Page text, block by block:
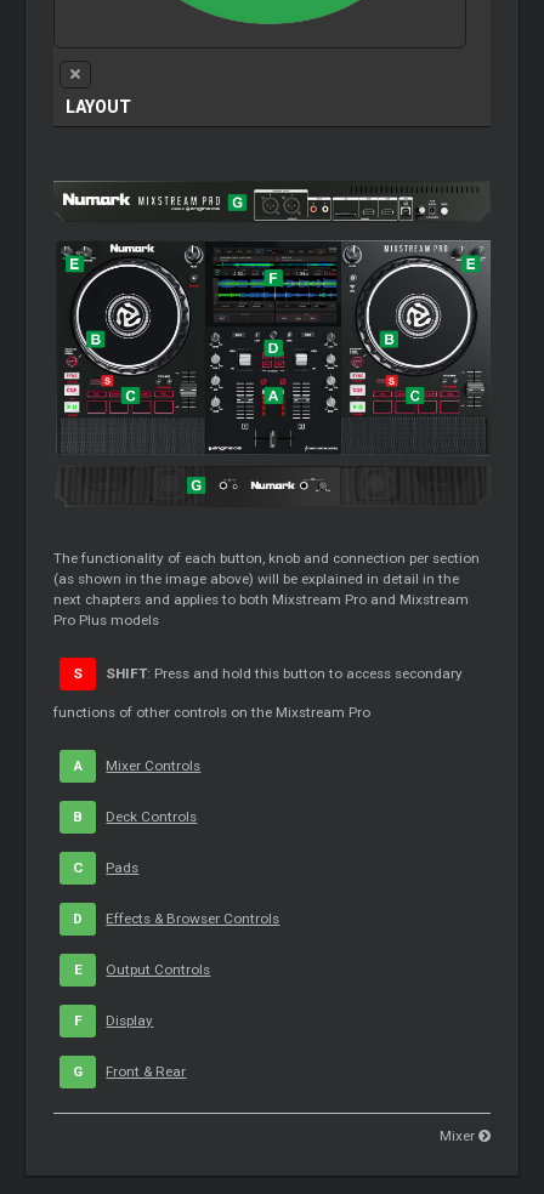
LAYOUT
The functionality of each button, knob and connection per section
(as shown in the image above) will be explained in detail in the
next chapters and applies to both Mixstream Pro and Mixstream
Pro Plus models
S SHIFT: Press and hold this button to access secondary
functions of other controls on the Mixstream Pro
A Mixer Controls
B Deck Controls
C Pads
D Effects & Browser Controls
E Output Controls
F Display
G Front & Rear
Mixer